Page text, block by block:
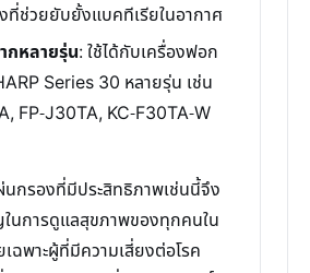
ที่ช่วยยับยั้งแบคทีเรียในอากาศ
กหลายรุ่น: ใช้ได้กับเครื่องฟอก
Series 30 หลายรุ่น เช่น
FP-J30TA, KC-F30TA-W
นกรองที่มีประสิทธิภาพเช่นนี้จึง
นการดูแลสุขภาพของทุกคนใน
ฉพาะผู้ที่มีความเสี่ยงต่อโรค